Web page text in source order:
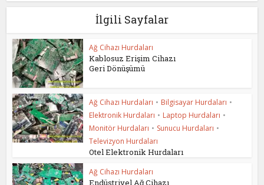
İlgili Sayfalar
Ağ Cihazı Hurdaları
Kablosuz Erişim Cihazı
Geri Dönüşümü
Ağ Cihazı Hurdaları • Bilgisayar Hurdaları •
Elektronik Hurdaları • Laptop Hurdaları •
Monitör Hurdaları • Sunucu Hurdaları •
Televizyon Hurdaları
Otel Elektronik Hurdaları
Ağ Cihazı Hurdaları
Endüstriyel Ağ Cihazı